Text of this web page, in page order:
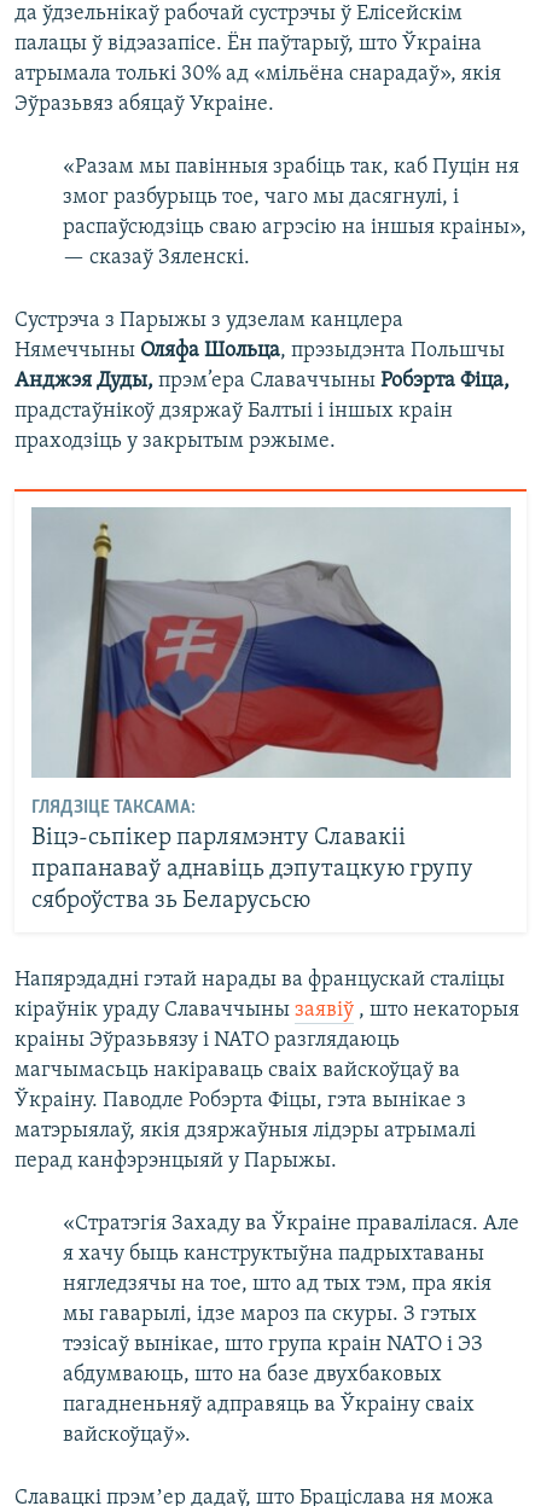
да ўдзельнікаў рабочай сустрэчы ў Елісейскім
палацы ў відэазапісе. Ён паўтарыў, што Ўкраіна
атрымала толькі 30% ад «мільёна снарадаў», якія
Эўразьвяз абяцаў Украіне.
«Разам мы павінныя зрабіць так, каб Пуцін ня
змог разбурыць тое, чаго мы дасягнулі, і
распаўсюдзіць сваю агрэсію на іншыя краіны»,
— сказаў Зяленскі.
Сустрэча з Парыжы з удзелам канцлера
Нямеччыны Оляфа Шольца, прэзыдэнта Польшчы
Анджэя Дуды, прэм’ера Славаччыны Робэрта Фіца,
прадстаўнікоў дзяржаў Балтыі і іншых краін
праходзіць у закрытым рэжыме.
ГЛЯДЗІЦЕ ТАКСАМА:
Віцэ-сьпікер парлямэнту Славакіі
прапанаваў аднавіць дэпутацкую групу
сяброўства зь Беларусьсю
Напярэдадні гэтай нарады ва францускай сталіцы
кіраўнік ураду Славаччыны заявіў , што некаторыя
краіны Эўразьвязу і NATO разглядаюць
магчымасьць накіраваць сваіх вайскоўцаў ва
Ўкраіну. Паводле Робэрта Фіцы, гэта вынікае з
матэрыялаў, якія дзяржаўныя лідэры атрымалі
перад канфэрэнцыяй у Парыжы.
«Стратэгія Захаду ва Ўкраіне правалілася. Але
я хачу быць канструктыўна падрыхтаваны
нягледзячы на тое, што ад тых тэм, пра якія
мы гаварылі, ідзе мароз па скуры. З гэтых
тэзісаў вынікае, што група краін NATO і ЭЗ
абдумваюць, што на базе двухбаковых
пагадненьняў адправяць ва Ўкраіну сваіх
вайскоўцаў».
Славацкі прэмʼер дадаў, што Браціслава ня можа